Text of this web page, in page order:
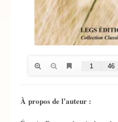
À propos de l’auteur :